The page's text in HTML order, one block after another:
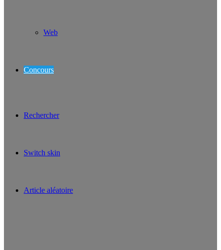
Web
Concours
Rechercher
Switch skin
Article aléatoire